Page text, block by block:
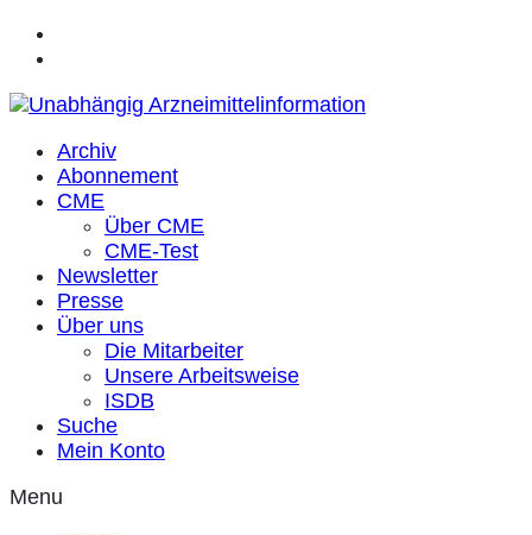
Archiv
Abonnement
CME
Über CME
CME-Test
Newsletter
Presse
Über uns
Die Mitarbeiter
Unsere Arbeitsweise
ISDB
Suche
Mein Konto
Menu